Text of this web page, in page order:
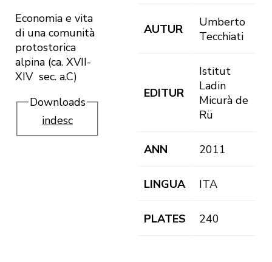
Economia e vita
di una comunità
protostorica
alpina (ca. XVII-
XIV sec. a.C)
Downloads
indesc
AUTUR
Umberto
Tecchiati
EDITUR
Istitut
Ladin
Micurà de
Rü
ANN 2011
LINGUA ITA
PLATES 240